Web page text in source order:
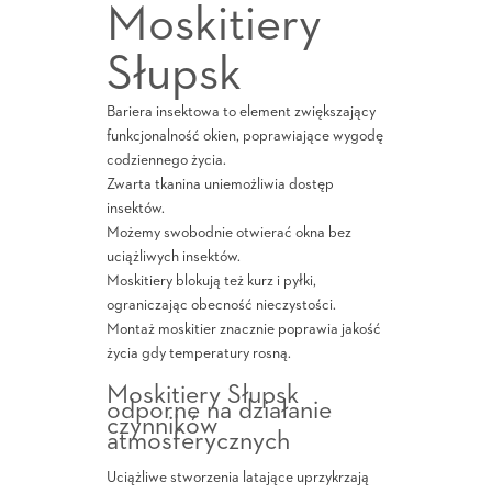
Moskitiery
Słupsk
Bariera insektowa to element zwiększający
funkcjonalność okien, poprawiające wygodę
codziennego życia.
Zwarta tkanina uniemożliwia dostęp
insektów.
Możemy swobodnie otwierać okna bez
uciążliwych insektów.
Moskitiery blokują też kurz i pyłki,
ograniczając obecność nieczystości.
Montaż moskitier znacznie poprawia jakość
życia gdy temperatury rosną.
Moskitiery Słupsk
odporne na działanie
czynników
atmosferycznych
Uciążliwe stworzenia latające uprzykrzają